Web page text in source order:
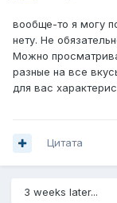
вообще-то я могу
нету. Не
Можно
разные на все
для вас
Цитата
3 weeks later...